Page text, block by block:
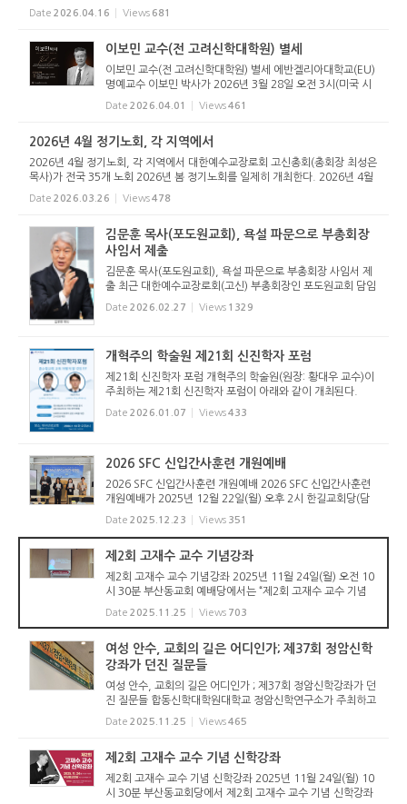
서부노회는 10명에서 12명으로 증가했고, 부산중부노회는 24명에서 22명으
로 감소했다. 제76회 총대...
Date 2026.04.16 Views 681
이보민 교수(전 고려신학대학원) 별세
이보민 교수(전 고려신학대학원) 별세 에반겔리아대학교(EU)
명예교수 이보민 박사가 2026년 3월 28일 오전 3시(미국 시
각) 향년 82세로 별세했다. 이보민 교수는 고려신학대학원과
미국 에반겔리아대학교 등에서 후학 양성에 헌신하며 한국교
Date 2026.04.01 Views461
2026년 4월 정기노회, 각 지역에서
2026년 4월 정기노회, 각 지역에서 대한예수교장로회 고신총회(총회장 최성은
목사)가 전국 35개 노회 2026년 봄 정기노회를 일제히 개최한다. 2026년 4월
13일(월)부터 14일(화)까지 전국 35개 노회가 각 지역에서 정기노회를 열고,
주요 회무를 처리할 예정...
Date 2026.03.26 Views478
김문훈 목사(포도원교회), 욕설 파문으로 부총회장
사임서 제출
김문훈 목사(포도원교회), 욕설 파문으로 부총회장 사임서 제
출 최근 대한예수교장로회(고신) 부총회장인 포도원교회 담임
김문훈 목사의 부교역자들을 향한 상습 폭언 및 욕설이 공개되
며 교단 안팎에 큰 파장이 일고 있다. 공개된 녹취 속 언어들은
Date 2026.02.27 Views 1329
개혁주의 학술원 제21회 신진학자 포럼
제21회 신진학자 포럼 개혁주의 학술원(원장: 황대우 교수)이
주최하는 제21회 신진학자 포럼이 아래와 같이 개최된다.
Date 2026.01.07 Views433
2026 SFC 신입간사훈련 개원예배
2026 SFC 신입간사훈련 개원예배 2026 SFC 신입간사훈련
개원예배가 2025년 12월 22일(월) 오후 2시 한길교회당(담
임 손재익 목사)에서 있었다. 김종용 총무간사의 사회로 진행
된 예배는 참석자 전체가 학신가 제창과 강령 제창을 함으로
Date 2025.12.23 Views 351
제2회 고재수 교수 기념강좌
제2회 고재수 교수 기념강좌 2025년 11월 24일(월) 오전 10
시 30분 부산동교회 예배당에서는 “제2회 고재수 교수 기념
강좌”가 열렸다. 이번 행사는 고재수교수 기념 신학강좌 준비
위원회에서 주관하고, 고신언론사, 개혁정론, 개혁주의 목회
Date 2025.11.25 Views 703
여성 안수, 교회의 길은 어디인가; 제37회 정암신학
강좌가 던진 질문들
여성 안수, 교회의 길은 어디인가 ; 제37회 정암신학강좌가 던
진 질문들 합동신학대학원대학교 정암신학연구소가 주최하고
합신 총동문회가 주관한 제37회 정암신학강좌가 2025년 11
월 11일(화) 오후 1시 30분 예수비전교회당(도지원 목사 시
Date 2025.11.25 Views465
제2회 고재수 교수 기념 신학강좌
제2회 고재수 교수 기념 신학강좌 2025년 11월 24일(월) 10
시 30분 부산동교회당에서 제2회 고재수 교수 기념 신학강좌